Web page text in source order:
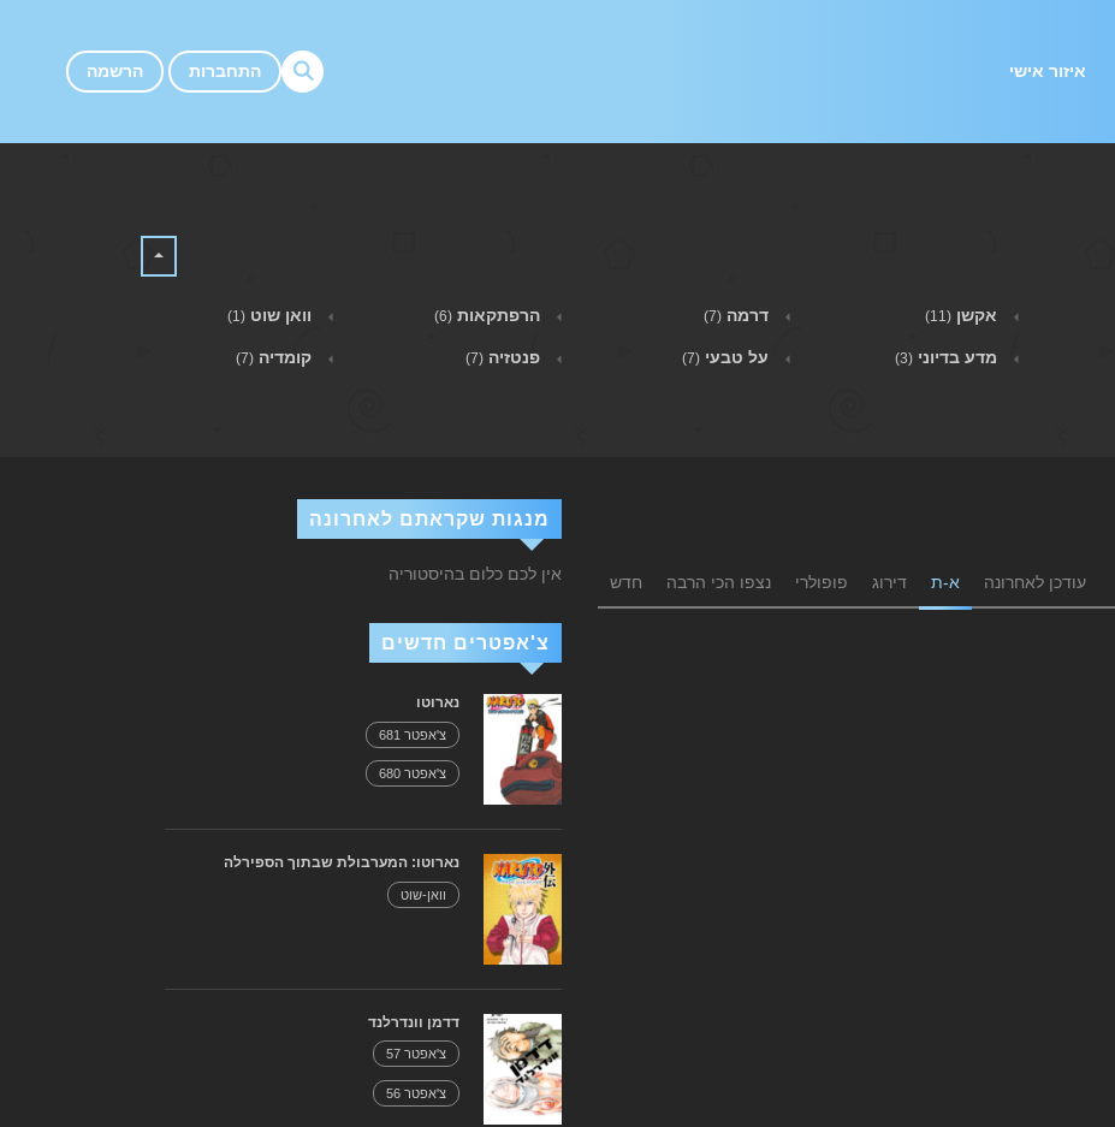
איזור אישי התחברות הרשמה
אקשן (11) דרמה (7) הרפתקאות (6) וואן שוט (1)
מדע בדיוני (3) על טבעי (7) פנטזיה (7) קומדיה (7)
עודכן לאחרונה א-ת דירוג פופולרי נצפו הכי הרבה חדש
מנגות שקראתם לאחרונה
אין לכם כלום בהיסטוריה
צ'אפטרים חדשים
נארוטו
צ'אפטר 681
צ'אפטר 680
נארוטו: המערבולת שבתוך הספירלה
וואן-שוט
דדמן וונדרלנד
צ'אפטר 57
צ'אפטר 56